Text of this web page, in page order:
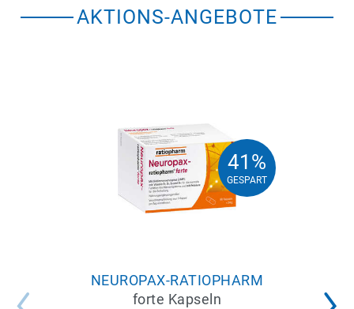
AKTIONS-ANGEBOTE
41%
GESPART
41%
GESPART
NEUROPAX-RATIOPHARM
forte Kapseln